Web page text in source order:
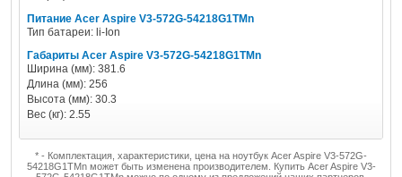
Питание Acer Aspire V3-572G-54218G1TMn
Тип батареи: li-Ion
Габариты Acer Aspire V3-572G-54218G1TMn
Ширина (мм): 381.6
Длина (мм): 256
Высота (мм): 30.3
Вес (кг): 2.55
* - Комплектация, характеристики, цена на ноутбук Acer Aspire V3-572G-
54218G1TMn может быть изменена производителем. Купить Acer Aspire V3-